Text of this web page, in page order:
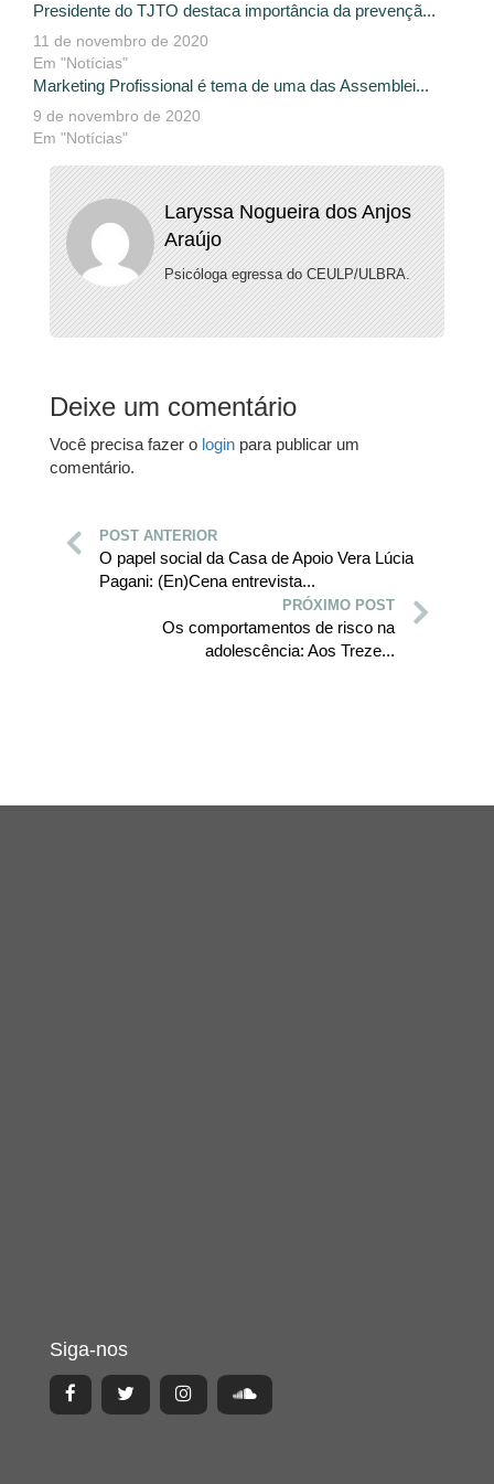
Presidente do TJTO destaca importância da prevençã...
11 de novembro de 2020
Em "Notícias"
Marketing Profissional é tema de uma das Assemblei...
9 de novembro de 2020
Em "Notícias"
Laryssa Nogueira dos Anjos
Araújo
Psicóloga egressa do CEULP/ULBRA.
Deixe um comentário
Você precisa fazer o login para publicar um
comentário.
POST ANTERIOR
O papel social da Casa de Apoio Vera Lúcia
Pagani: (En)Cena entrevista...
PRÓXIMO POST
Os comportamentos de risco na
adolescência: Aos Treze...
Siga-nos